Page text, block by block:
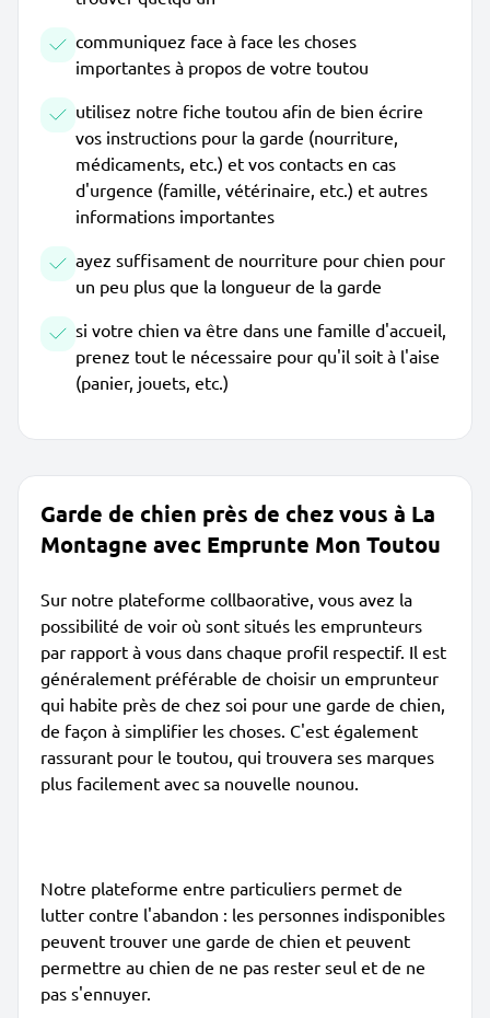
communiquez face à face les choses
importantes à propos de votre toutou
utilisez notre fiche toutou afin de bien écrire
vos instructions pour la garde (nourriture,
médicaments, etc.) et vos contacts en cas
d'urgence (famille, vétérinaire, etc.) et autres
informations importantes
ayez suffisament de nourriture pour chien pour
un peu plus que la longueur de la garde
si votre chien va être dans une famille d'accueil,
prenez tout le nécessaire pour qu'il soit à l'aise
(panier, jouets, etc.)
Garde de chien près de chez vous à La
Montagne avec Emprunte Mon Toutou
Sur notre plateforme collbaorative, vous avez la
possibilité de voir où sont situés les emprunteurs
par rapport à vous dans chaque profil respectif. Il est
généralement préférable de choisir un emprunteur
qui habite près de chez soi pour une garde de chien,
de façon à simplifier les choses. C'est également
rassurant pour le toutou, qui trouvera ses marques
plus facilement avec sa nouvelle nounou.
Notre plateforme entre particuliers permet de
lutter contre l'abandon : les personnes indisponibles
peuvent trouver une garde de chien et peuvent
permettre au chien de ne pas rester seul et de ne
pas s'ennuyer.